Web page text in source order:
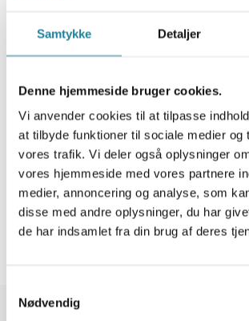
Samtykke Detaljer
Denne hjemmeside bruger cookies.
Vi anvender cookies til at tilpasse
at tilbyde funktioner til sociale medier og
vores trafik. Vi deler også oplysninger
vores hjemmeside med vores partnere
medier, annoncering og analyse, som
disse med andre oplysninger, du har
de har indsamlet fra din brug af deres
Nødvendig
Frihed møder produktivitet
Dstny-produkter giver dine
at trives, uanset hvor de arbejder.
uden at gå på kompromis med
dine kolleger forblive forbundne og
fleksible telefoniløsninger designet til
arbejdsplads.